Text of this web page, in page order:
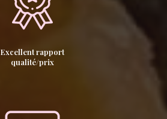
Excellent rapport
qualité/prix